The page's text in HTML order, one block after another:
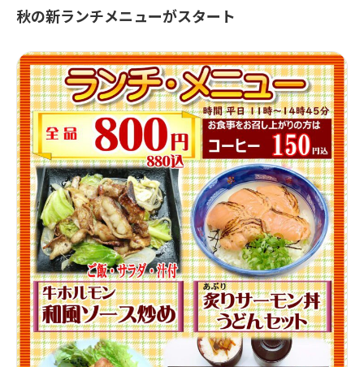
秋の新ランチメニューがスタート